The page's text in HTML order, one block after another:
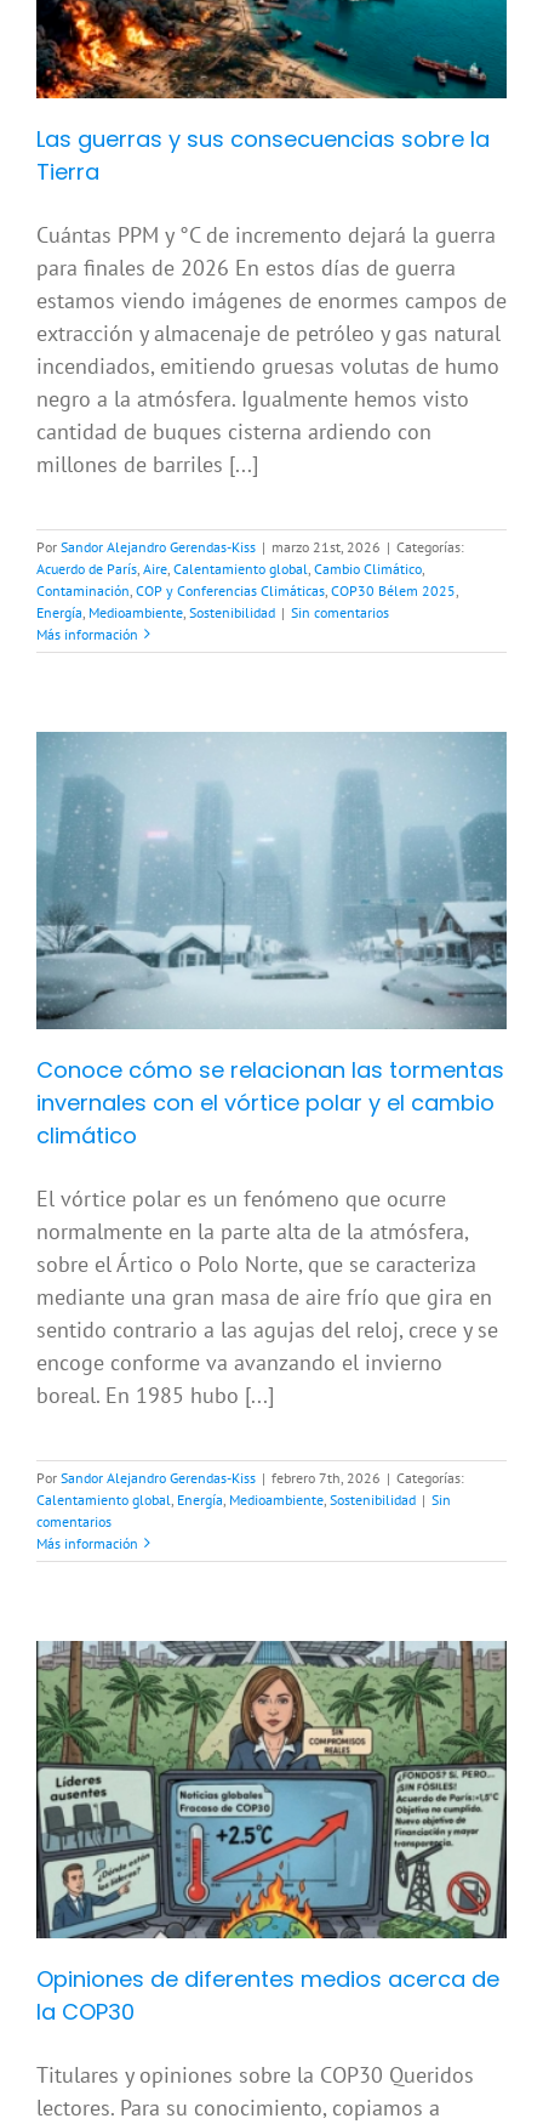
Las guerras y sus consecuencias sobre la
Tierra
Cuántas PPM y °C de incremento dejará la guerra
para finales de 2026 En estos días de guerra
estamos viendo imágenes de enormes campos de
extracción y almacenaje de petróleo y gas natural
incendiados, emitiendo gruesas volutas de humo
negro a la atmósfera. Igualmente hemos visto
cantidad de buques cisterna ardiendo con
millones de barriles [...]
Por Sandor Alejandro Gerendas-Kiss | marzo 21st, 2026 | Categorías:
Acuerdo de París Aire Calentamiento global Cambio Climático
Contaminación COP y Conferencias Climáticas COP30 Bélem 2025
Energía Medioambiente Sostenibilidad | Sin comentarios
Más información
Conoce cómo se relacionan las tormentas
invernales con el vórtice polar y el cambio
climático
El vórtice polar es un fenómeno que ocurre
normalmente en la parte alta de la atmósfera,
sobre el Ártico o Polo Norte, que se caracteriza
mediante una gran masa de aire frío que gira en
sentido contrario a las agujas del reloj, crece y se
encoge conforme va avanzando el invierno
boreal. En 1985 hubo [...]
Por Sandor Alejandro Gerendas-Kiss | febrero 7th, 2026 | Categorías:
Calentamiento global Energía Medioambiente Sostenibilidad | Sin
comentarios
Más información
Opiniones de diferentes medios acerca de
la COP30
Titulares y opiniones sobre la COP30 Queridos
lectores. Para su conocimiento, copiamos a